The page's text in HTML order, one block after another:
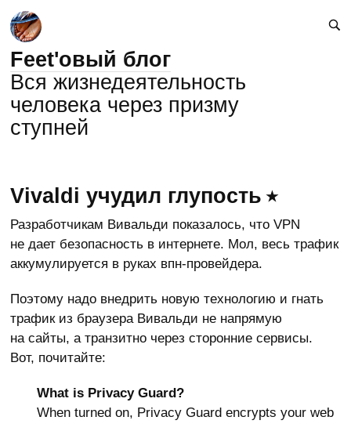
Feet'овый блог
Вся жизнедеятельность
человека через призму
ступней
Vivaldi учудил глупость
Разработчикам Вивальди показалось, что VPN
не дает безопасность в интернете. Мол, весь трафик
аккумулируется в руках впн-провейдера.
Поэтому надо внедрить новую технологию и гнать
трафик из браузера Вивальди не напрямую
на сайты, а транзитно через сторонние сервисы.
Вот, почитайте:
What is Privacy Guard?
When turned on, Privacy Guard encrypts your web